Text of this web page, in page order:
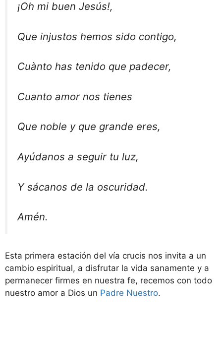
¡Oh mi buen Jesús!,
Que injustos hemos sido contigo,
Cuànto has tenido que padecer,
Cuanto amor nos tienes
Que noble y que grande eres,
Ayúdanos a seguir tu luz,
Y sácanos de la oscuridad.
Amén.
Esta primera estación del vía crucis nos invita a un
cambio espiritual, a disfrutar la vida sanamente y a
permanecer firmes en nuestra fe, recemos con todo
nuestro amor a Dios un Padre Nuestro.